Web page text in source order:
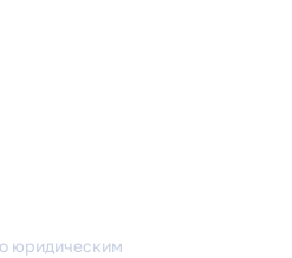
юридическим